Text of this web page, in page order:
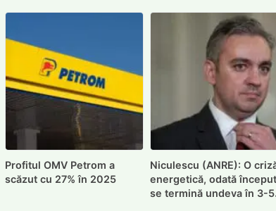
Profitul OMV Petrom a
scăzut cu 27% în 2025
Niculescu (ANRE): O
energetică, odată
se termină undeva în 3-5